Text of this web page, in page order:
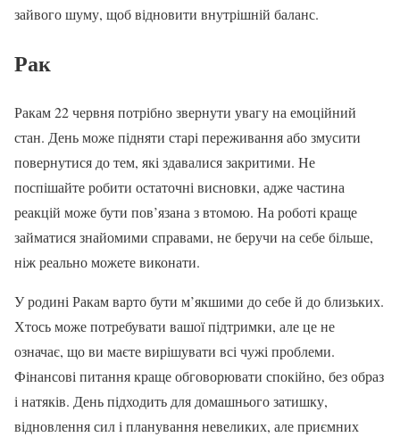
зайвого шуму, щоб відновити внутрішній баланс.
Рак
Ракам 22 червня потрібно звернути увагу на емоційний
стан. День може підняти старі переживання або змусити
повернутися до тем, які здавалися закритими. Не
поспішайте робити остаточні висновки, адже частина
реакцій може бути пов’язана з втомою. На роботі краще
займатися знайомими справами, не беручи на себе більше,
ніж реально можете виконати.
У родині Ракам варто бути м’якшими до себе й до близьких.
Хтось може потребувати вашої підтримки, але це не
означає, що ви маєте вирішувати всі чужі проблеми.
Фінансові питання краще обговорювати спокійно, без образ
і натяків. День підходить для домашнього затишку,
відновлення сил і планування невеликих, але приємних